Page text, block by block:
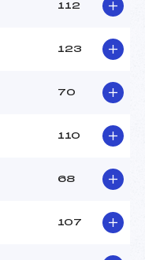
112
123
70
110
68
107